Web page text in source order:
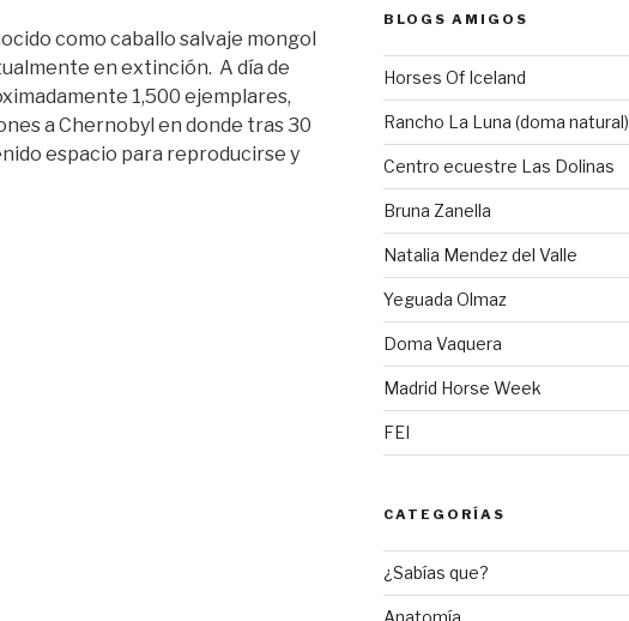
como caballo salvaje mongol
en extinción. A día de
1,500 ejemplares,
a Chernobyl en donde tras 30
espacio para reproducirse y
BLOGS AMIGOS
Horses Of Iceland
Rancho La Luna (doma natural)
Centro ecuestre Las Dolinas
Bruna Zanella
Natalia Mendez del Valle
Yeguada Olmaz
Doma Vaquera
Madrid Horse Week
FEI
CATEGORÍAS
¿Sabías que?
Anatomía